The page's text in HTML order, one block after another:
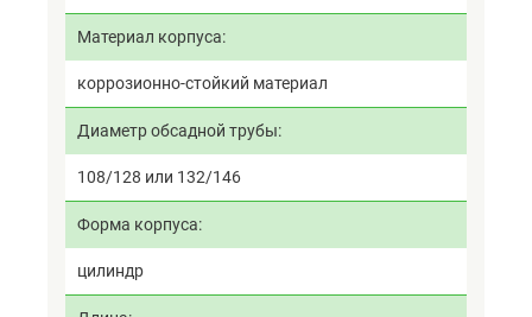
Материал корпуса
коррозионно-стойкий материал
Диаметр обсадной трубы
108/128 или 132/146
Форма корпуса
цилиндр